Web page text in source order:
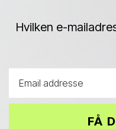
ER
Hvilken e-
FÅ